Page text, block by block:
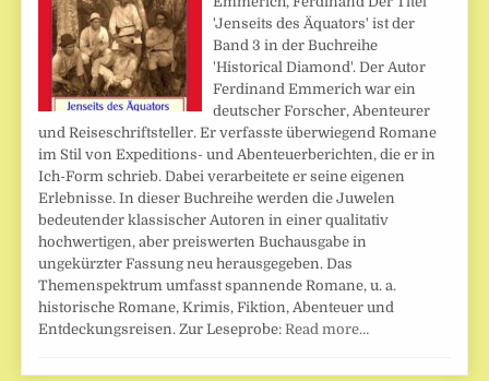
'Jenseits des Äquators' ist der
Band 3 in der Buchreihe
'Historical Diamond'. Der Autor
Ferdinand Emmerich war ein
deutscher Forscher, Abenteurer
und Reiseschriftsteller. Er verfasste überwiegend Romane
im Stil von Expeditions- und Abenteuerberichten, die er in
Ich-Form schrieb. Dabei verarbeitete er seine eigenen
Erlebnisse. In dieser Buchreihe werden die Juwelen
bedeutender klassischer Autoren in einer qualitativ
hochwertigen, aber preiswerten Buchausgabe in
ungekürzter Fassung neu herausgegeben. Das
Themenspektrum umfasst spannende Romane, u. a.
historische Romane, Krimis, Fiktion, Abenteuer und
Entdeckungsreisen. Zur Leseprobe:Read more…